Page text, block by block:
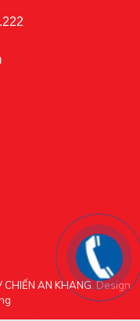
CHIẾN AN KHANG . Design